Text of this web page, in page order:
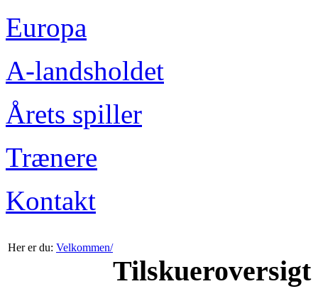
Europa
A-landsholdet
Årets spiller
Trænere
Kontakt
Her er du: Velkommen/
Tilskueroversigt